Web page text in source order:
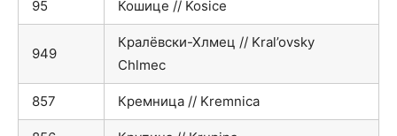
95 Кошице // Kosice
949
Кралёвски-Хлмец // Kral’ovsky
Chlmec
857 Кремница // Kremnica